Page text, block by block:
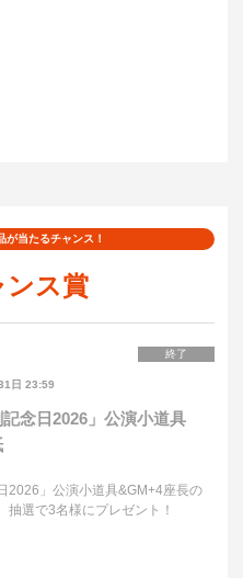
が当たるチャンス！
ンス賞
終了
日 23:59
念日2026」公演小道具
2026」公演小道具&GM+4座長の
抽選で3名様にプレゼント！